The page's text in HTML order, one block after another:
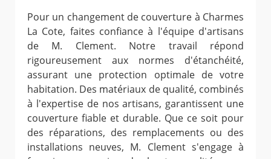
Pour un changement de couverture à Charmes
La Cote, faites confiance à l'équipe d'artisans
de M. Clement. Notre travail répond
rigoureusement aux normes d'étanchéité,
assurant une protection optimale de votre
habitation. Des matériaux de qualité, combinés
à l'expertise de nos artisans, garantissent une
couverture fiable et durable. Que ce soit pour
des réparations, des remplacements ou des
installations neuves, M. Clement s'engage à